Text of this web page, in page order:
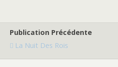
Publication Précédente
La Nuit Des Rois